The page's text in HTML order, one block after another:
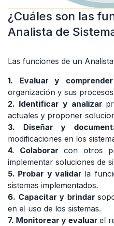
ser
un
Analista
de
5.
mejorar
mis
habilidades
como
Analista
de
Sistemas?
6.
¿Cuáles
son
las
principales
herramientas/tecnologías
de
¿Cuáles son las
Analista de
Las funciones de un
1. Evaluar y comprender
organización y sus
2. Identificar y analizar
actuales y proponer
3. Diseñar y
modificaciones en los
4. Colaborar con otros
implementar soluciones de
5. Probar y validar la
sistemas implementados.
6. Capacitar y brindar
en el uso de los sistemas.
7. Monitorear y evaluar el